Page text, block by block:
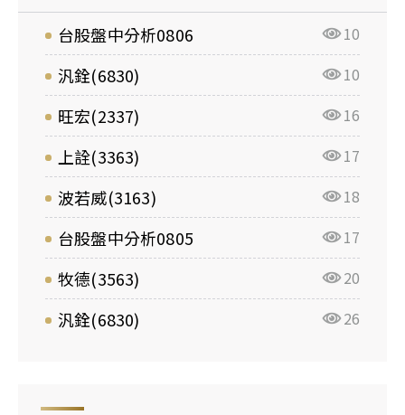
台股盤中分析0806 10
汎銓(6830) 10
旺宏(2337) 16
上詮(3363) 17
波若威(3163) 18
台股盤中分析0805 17
牧德(3563) 20
汎銓(6830) 26